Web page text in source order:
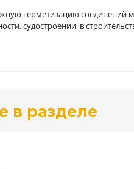
герметизацию соединений
судостроении, в
в разделе